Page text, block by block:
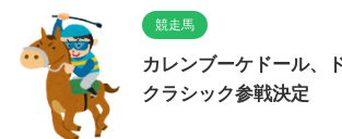
競走馬
カレンブーケドール、
クラシック参戦決定